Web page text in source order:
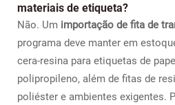
materiais de etiqueta?
Não. Um importação de fita de
programa deve manter em
cera-resina para etiquetas de
polipropileno, além de fitas de
poliéster e ambientes exigentes.